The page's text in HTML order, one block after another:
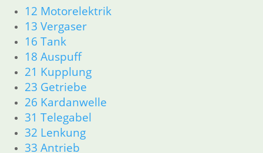
12 Motorelektrik
13 Vergaser
16 Tank
18 Auspuff
21 Kupplung
23 Getriebe
26 Kardanwelle
31 Telegabel
32 Lenkung
33 Antrieb
13 Vergaser
16 Tank
18 Auspuff
21 Kupplung
23 Getriebe
26 Kardanwelle
31 Telegabel
32 Lenkung
33 Antrieb
34 Bremsen